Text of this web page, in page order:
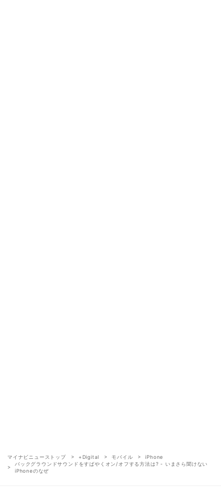
マイナビニューストップ +Digital モバイル
iPhone
バックグラウンドサウンドをすばやくオン/オフする方法は? - いまさら聞けない
iPhoneのなぜ